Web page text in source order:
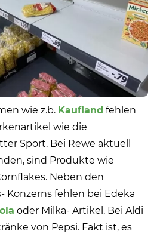
wie z.b. Kaufland fehlen
wie die
Sport. Bei Rewe aktuell
sind Produkte wie
Neben den
Konzerns fehlen bei Edeka
oder Milka- Artikel. Bei Aldi
von Pepsi. Fakt ist, es